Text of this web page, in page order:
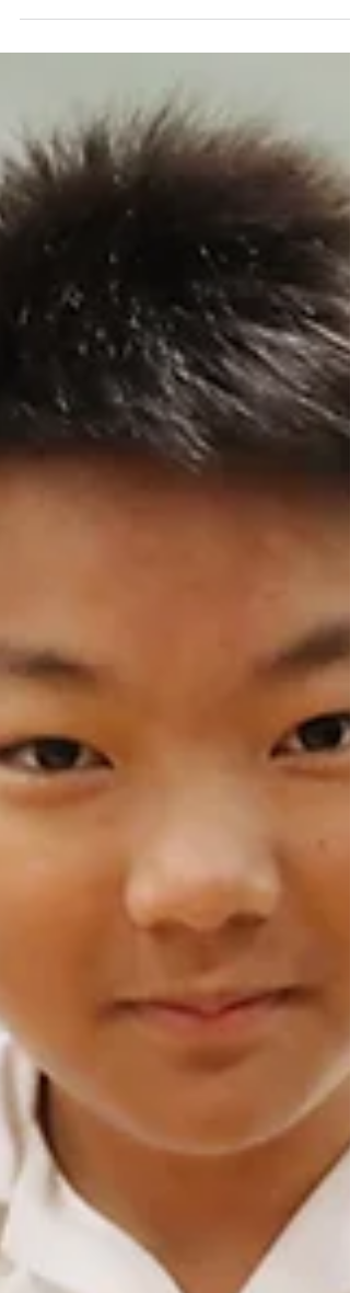
王中感恩祭 - 告別操場
王中操場一直陪伴著王中人成長，每一個王
人也一定在操場上留下足印，當中的你、妳
您更可能留下不少汗與淚水。 今天我們要跟
這個陪伴大家成長的地方告別了，希望大家
著感恩的心跟這片土地說聲「再見！」。期
新的地方與大家繼續共同成長，一齊努力變
好！...